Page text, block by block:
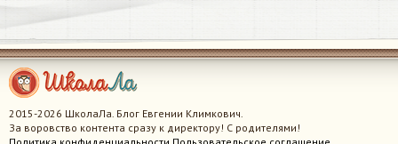
2015-2026 ШколаЛа. Блог Евгении Климкович.
За воровство контента сразу к директору! С родителями!